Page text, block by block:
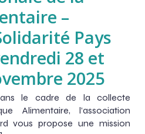
–
Pays
28 et
2025
le cadre de la collecte
Alimentaire, l’association
vous propose une mission